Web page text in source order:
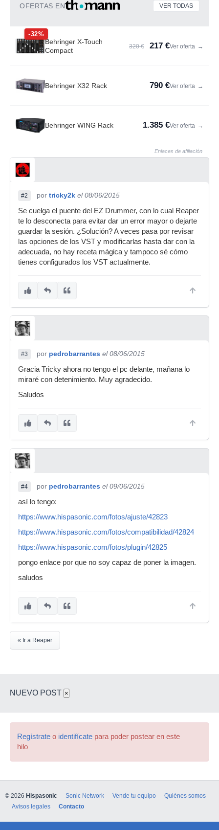
OFERTAS EN VER TODAS
-32%
Behringer X-Touch
Compact
320 € 217 €Ver oferta →
Behringer X32 Rack 790 €Ver oferta →
Behringer WING Rack 1.385 €Ver oferta →
Enlaces de afiliación
#2 por tricky2k el 08/06/2015
Se cuelga el puente del EZ Drummer, con lo cual Reaper
te lo desconecta para evitar dar un error mayor o dejarte
guardar la sesión. ¿Solución? A veces pasa por revisar
las opciones de los VST y modificarlas hasta dar con la
adecuada, no hay receta mágica y tampoco sé cómo
tienes configurados los VST actualmente.
#3 por pedrobarrantes el 08/06/2015
Gracia Tricky ahora no tengo el pc delante, mañana lo
miraré con detenimiento. Muy agradecido.
Saludos
#4 por pedrobarrantes el 09/06/2015
así lo tengo:
https://www.hispasonic.com/fotos/ajuste/42823
https://www.hispasonic.com/fotos/compatibilidad/42824
https://www.hispasonic.com/fotos/plugin/42825
pongo enlace por que no soy capaz de poner la imagen.
saludos
« Ir a Reaper
NUEVO POST ×
Regístrate o identifícate para poder postear en este
hilo
© 2026 Hispasonic Sonic Network Vende tu equipo
Quiénes somos
Avisos legales
Contacto